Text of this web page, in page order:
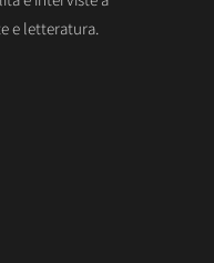
e letteratura.